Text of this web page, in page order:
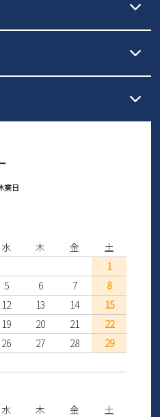
送料無料
用ガイドを
けるよう、サイズ交換の受付期
となります。
業日
水 木 金
土
1
5 6 7
8
12 13 14
15
19 20 21
22
26 27 28
29
水 木 金
土